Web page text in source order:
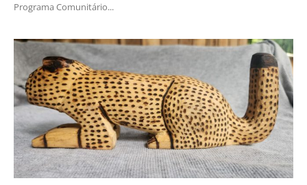
Programa Comunitário...